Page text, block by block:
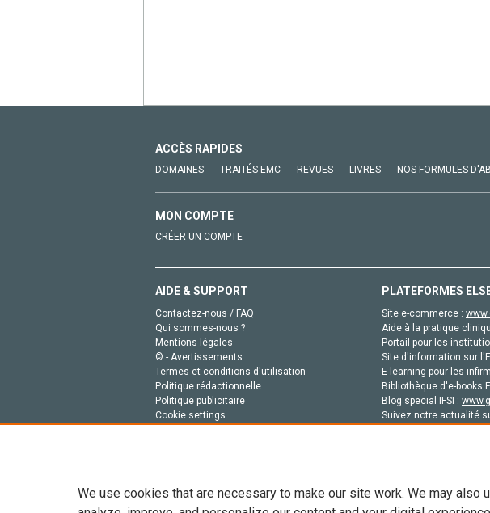
ACCÈS RAPIDES
DOMAINES TRAITÉS EMC REVUES LIVRES NOS FORMULES
MON COMPTE
CRÉER UN COMPTE
AIDE & SUPPORT
Contactez-nous / FAQ
Qui sommes-nous ?
Mentions légales
© - Avertissements
Termes et conditions d'utilisation
Politique rédactionnelle
Politique publicitaire
Cookie settings
PLATEFORMES
Site e-commerce :
Aide à la pratique
Portail pour les
Site d'information sur
E-learning pour les
Bibliothèque d'e-books
Blog special IFSI :
Suivez notre actualité
We use cookies that are necessary to make our site work. We may also